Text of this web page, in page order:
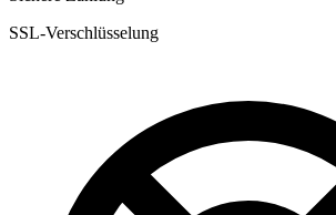
SSL-Verschlüsselung